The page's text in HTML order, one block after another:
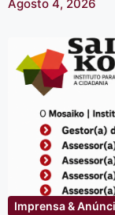
Agosto 4, 2026
Imprensa &